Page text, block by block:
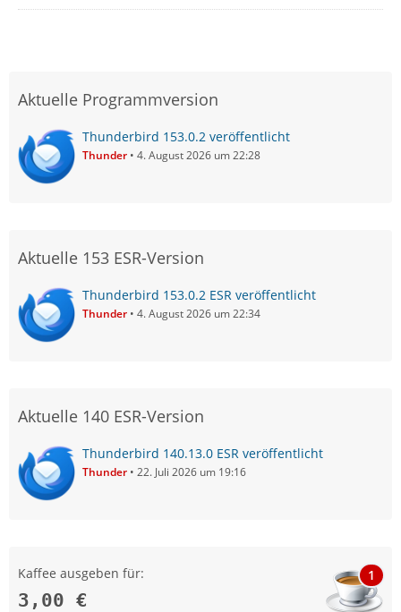
Aktuelle Programmversion
Thunderbird 153.0.2 veröffentlicht
Thunder 4. August 2026 um 22:28
Aktuelle 153 ESR-Version
Thunderbird 153.0.2 ESR veröffentlicht
Thunder 4. August 2026 um 22:34
Aktuelle 140 ESR-Version
Thunderbird 140.13.0 ESR veröffentlicht
Thunder 22. Juli 2026 um 19:16
Kaffee ausgeben für:
3,00 €
1